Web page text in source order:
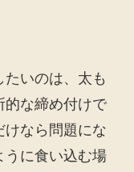
いのは、太も
的な締め付けで
けなら問題にな
うに食い込む場